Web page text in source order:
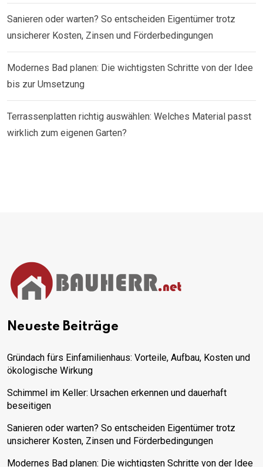
Sanieren oder warten? So entscheiden Eigentümer trotz
unsicherer Kosten, Zinsen und Förderbedingungen
Modernes Bad planen: Die wichtigsten Schritte von der Idee
bis zur Umsetzung
Terrassenplatten richtig auswählen: Welches Material passt
wirklich zum eigenen Garten?
Neueste Beiträge
Gründach fürs Einfamilienhaus: Vorteile, Aufbau, Kosten und
ökologische Wirkung
Schimmel im Keller: Ursachen erkennen und dauerhaft
beseitigen
Sanieren oder warten? So entscheiden Eigentümer trotz
unsicherer Kosten, Zinsen und Förderbedingungen
Modernes Bad planen: Die wichtigsten Schritte von der Idee